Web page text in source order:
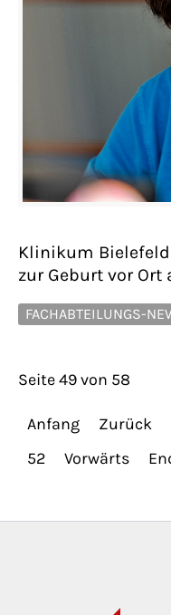
Klinikum
zur Geburt vor Ort
FACHABTEILUNGS-
Seite 49 von 58
Anfang Zurück
52
Vorwärts